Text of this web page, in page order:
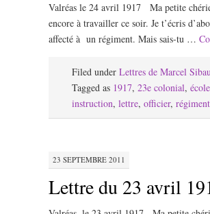
Valréas le 24 avril 1917 Ma petite
encore à travailler ce soir. Je t’écris
affecté à un régiment. Mais sais-tu …
Filed under Lettres de Marcel
Tagged as 1917, 23e colonial,
instruction, lettre, officier, régiment
23 SEPTEMBRE 2011
Lettre du 23 avril